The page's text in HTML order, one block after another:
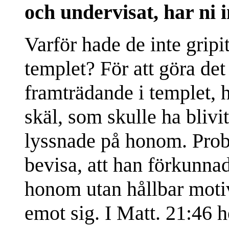
och undervisat, har ni
Varför hade de inte
templet? För att göra
framträdande i templet,
skäl, som skulle ha
lyssnade på honom.
bevisa, att han
honom utan hållbar
emot sig. I Matt. 21:46